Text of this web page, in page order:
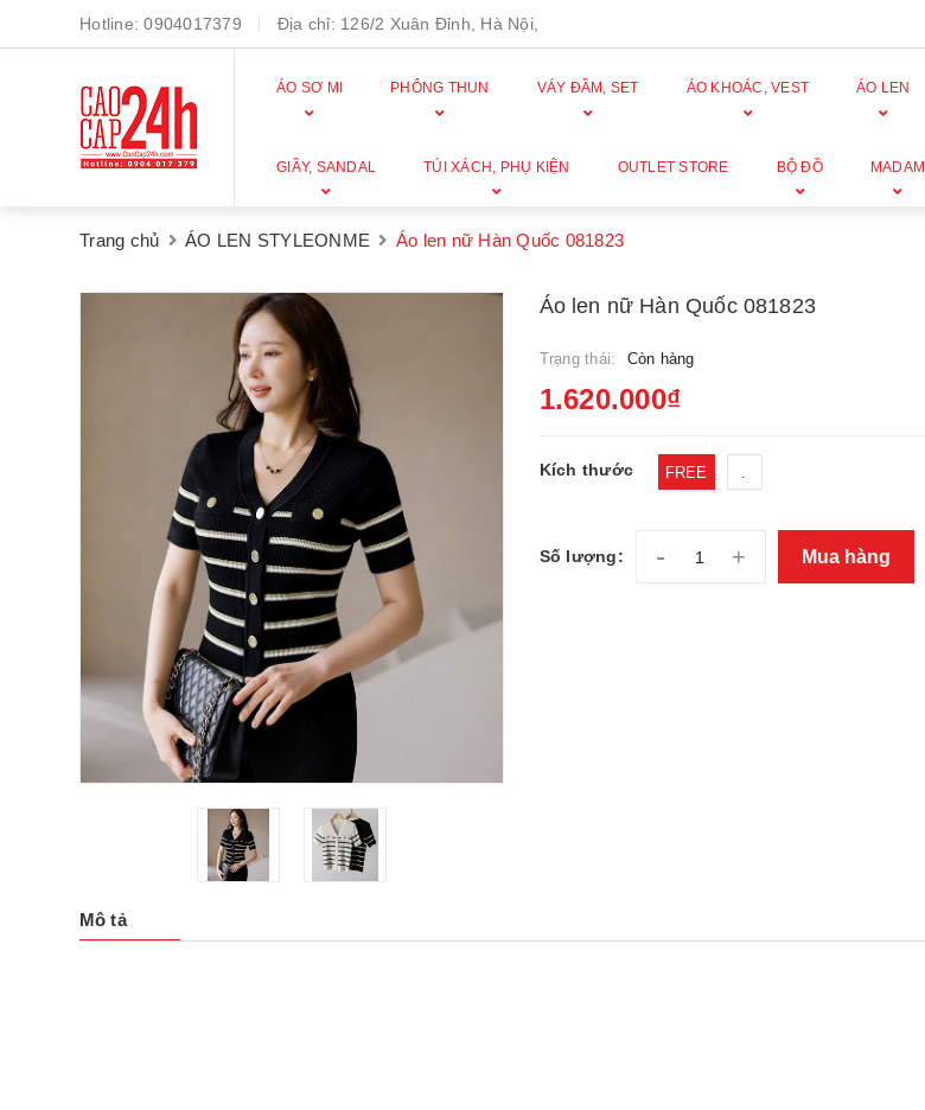
Hotline:0904017379 Địa chỉ: 126/2 Xuân Đỉnh, Hà Nội,
ÁO SƠ MI PHÔNG THUN VÁY ĐẦM, SET ÁO KHOÁC, VEST ÁO LEN
GIẦY, SANDAL TÚI XÁCH, PHỤ KIỆN OUTLET STORE BỘ ĐỒ MADAM
Trang chủ ÁO LEN STYLEONME Áo len nữ Hàn Quốc 081823
Áo len nữ Hàn Quốc 081823
Trạng thái: Còn hàng
1.620.000₫
Kích thước FREE .
Số lượng: - + Mua hàng
Mô tả